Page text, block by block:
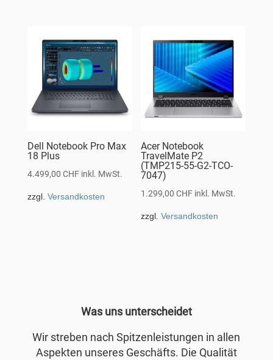
Dell Notebook Pro Max
18 Plus
4.499,00 CHF inkl. MwSt.
zzgl. Versandkosten
Acer Notebook
TravelMate P2
(TMP215-55-G2-TCO-
7047)
1.299,00CHF inkl. MwSt.
zzgl.Versandkosten
Was uns unterscheidet
Wir streben nach Spitzenleistungen in allen
Aspekten unseres Geschäfts. Die Qualität